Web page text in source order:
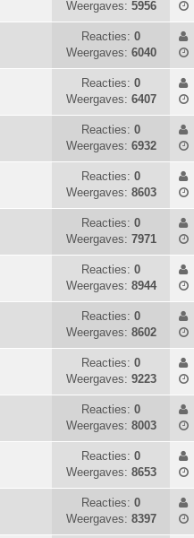
Weergaves: 5956
Reacties: 0
Weergaves: 6040
Reacties: 0
Weergaves: 6407
Reacties: 0
Weergaves: 6932
Reacties: 0
Weergaves: 8603
Reacties: 0
Weergaves: 7971
Reacties: 0
Weergaves: 8944
Reacties: 0
Weergaves: 8602
Reacties: 0
Weergaves: 9223
Reacties: 0
Weergaves: 8003
Reacties: 0
Weergaves: 8653
Reacties: 0
Weergaves: 8397